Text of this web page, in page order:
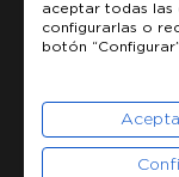
aceptar todas las
configurarlas o
botón “Configurar”.